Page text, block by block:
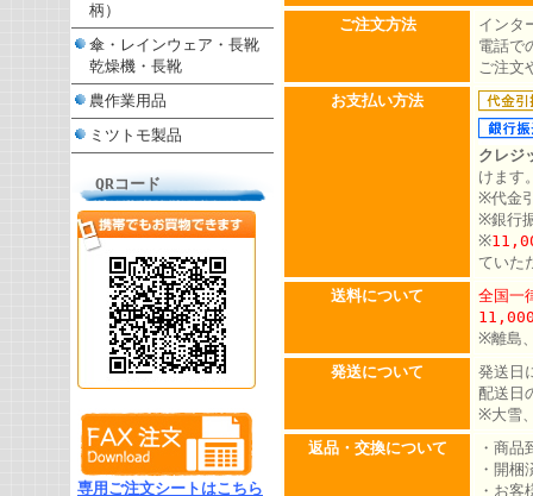
柄）
傘・レインウェア・長靴
乾燥機・長靴
農作業用品
ミツトモ製品
QRコード
専用ご注文シートはこちら
ご注文方法
インタ
電話で
ご注文
お支払い方法
クレジ
けます
※代金
※銀行
※
ていた
送料について
全国一
※離島
発送について
発送日
配送日
※大雪
返品・交換について
・商
・開
・お